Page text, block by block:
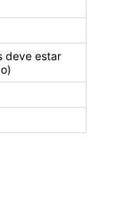
deve estar